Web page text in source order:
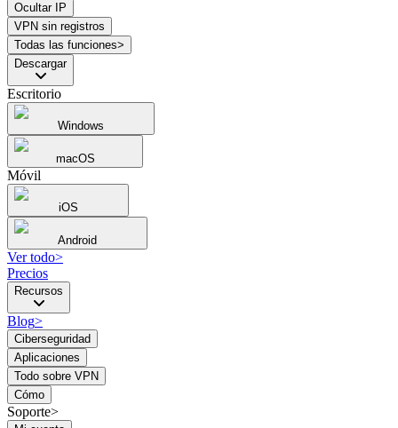
Ocultar IP
VPN sin registros
Todas las funciones>
Descargar
Escritorio
Windows
macOS
Móvil
iOS
Android
Ver todo>
Precios
Recursos
Blog>
Ciberseguridad
Aplicaciones
Todo sobre VPN
Cómo
Soporte>